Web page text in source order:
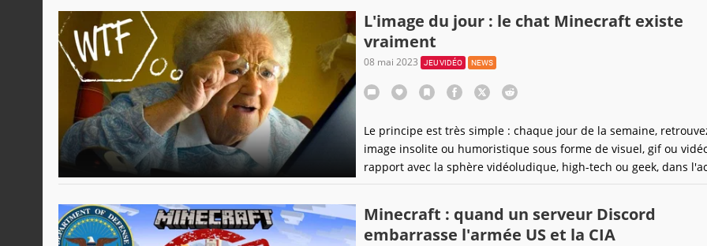
L'image du jour : le chat Minecraft existe
vraiment
08 mai 2023 JEU VIDÉO NEWS
Le principe est très simple : chaque jour de la semaine,
image insolite ou humoristique sous forme de visuel, gif ou
rapport avec la sphère vidéoludique, high-tech ou geek, dans
intemporelle !
Minecraft : quand un serveur Discord
embarrasse l'armée US et la CIA